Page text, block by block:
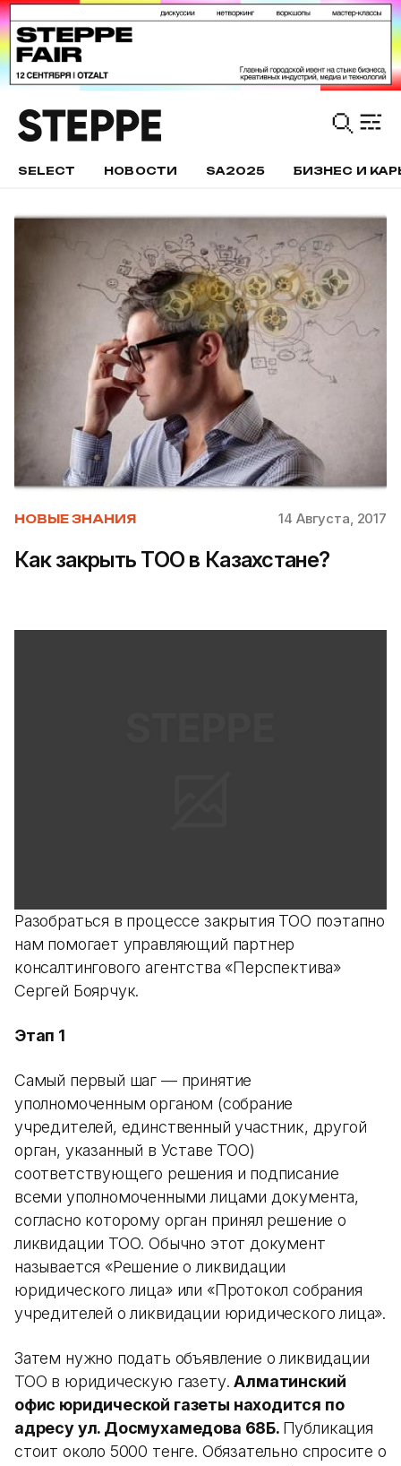
SELECT НОВОСТИ SA2025 БИЗНЕС И
НОВЫЕ ЗНАНИЯ 14 Августа, 2017
Как закрыть ТОО в Казахстане?
Разобраться в процессе закрытия ТОО поэтапно
нам помогает управляющий партнер
консалтингового агентства «Перспектива»
Сергей Боярчук.
Этап 1
Самый первый шаг — принятие
уполномоченным органом (собрание
учредителей, единственный участник, другой
орган, указанный в Уставе ТОО)
соответствующего решения и подписание
всеми уполномоченными лицами документа,
согласно которому орган принял решение о
ликвидации ТОО. Обычно этот документ
называется «Решение о ликвидации
юридического лица» или «Протокол собрания
учредителей о ликвидации юридического лица».
Затем нужно подать объявление о ликвидации
ТОО в юридическую газету.Алматинский
офис юридической газеты находится по
адресу ул. Досмухамедова 68Б. Публикация
стоит около 5000 тенге. Обязательно спросите о